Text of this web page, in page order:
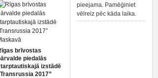
brīvostas
piedalās
izstādē
2017”
pieejama. Pamēģiniet
vēlreiz pēc kāda laika.